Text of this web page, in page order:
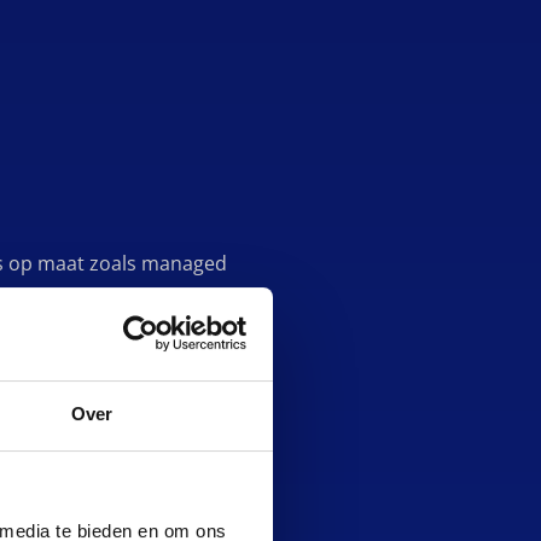
Over
te bieden en om ons
op maat zoals managed
voor een
zoals registratie van
en algemene webhosting.